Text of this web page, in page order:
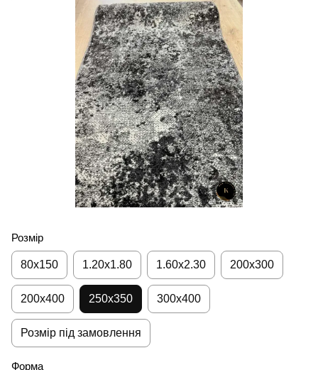
Розмір
80х150 1.20х1.80 1.60х2.30 200х300
200х400 250х350 300х400
Розмір під замовлення
Форма